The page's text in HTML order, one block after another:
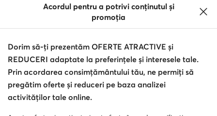
Acordul pentru a potrivi conținutul și
promoția
Dorim să-ți prezentăm OFERTE ATRACTIVE și
REDUCERI adaptate la preferințele și interesele tale.
Prin acordarea consimțământului tău, ne permiți să
pregătim oferte și reduceri pe baza analizei
activităților tale online.